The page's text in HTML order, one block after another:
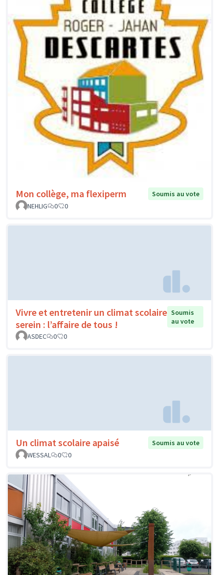
Mon collège, ma flexiperm
Soumis au vote
NEHLIG
0 0
Vivre et entretenir un climat scolaire
serein : l’affaire de tous !
Soumis
au vote
ASDEC
0 0
Un climat scolaire apaisé
Soumis au vote
WESSAL
0 0